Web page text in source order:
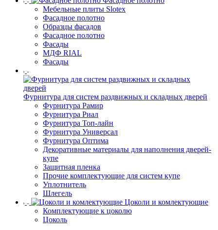
Мебельные плиты Slotex
Фасадное полотно
Образцы фасадов
Фасадное полотно
Фасады
МДФ RIAL
Фасады
Фурнитура для систем раздвижных и складных дверей
Фурнитура Рамир
Фурнитура Риал
Фурнитура Топ-лайн
Фурнитура Универсал
Фурнитура Оптима
Декоративные материалы для наполнения дверей-
купе
Защитная пленка
Прочие комплектующие для систем купе
Уплотнитель
Шлегель
Цоколи и комлектующие
Комплектующие к цоколю
Цоколь